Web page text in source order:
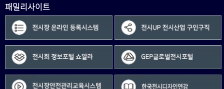
패밀리사이트